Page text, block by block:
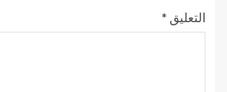
التعليق *